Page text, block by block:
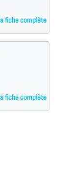
fiche complète
fiche complète